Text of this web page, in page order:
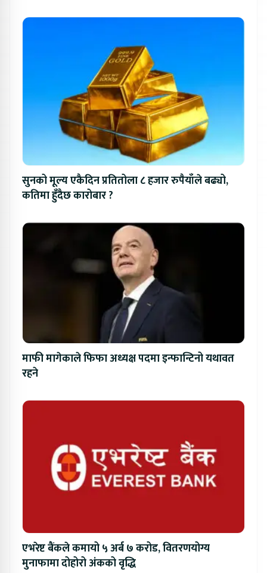
सुनको मूल्य एकैदिन प्रतितोला ८ हजार रुपैयाँले बढ्यो,
कतिमा हुँदैछ कारोबार ?
माफी मागेकाले फिफा अध्यक्ष पदमा इन्फान्टिनो यथावत
रहने
एभरेष्ट बैंकले कमायो ५ अर्ब ७ करोड, वितरणयोग्य
मुनाफामा दोहोरो अंकको वृद्धि